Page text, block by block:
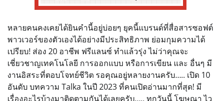
หลายคนคงเคยได้ยินคำนี้อยู่บ่อยๆ ยุคนี้แบรนด์ที่สื่อสารซอฟต์
พาวเวอร์ของตัวเองได้อย่างมีประสิทธิภาพ ย่อมกุมความได้
เปรียบ! ส่อง 20 อาชีพ ฟรีแลนซ์ ทำแล้วรุ่ง ไม่ว่าคุณจะ
เชี่ยวชาญเทคโนโลยี การออกแบบ หรือการเขียน และ อื่นๆ มี
งานอิสระที่ตอบโจทย์ชีวิต รอคุณอยู่หลายงานครับ….. เปิด 10
อันดับ บทความ Talka ในปี 2023 ที่คนเปิดอ่านมากที่สุด! มี
เรื่องอะไรบ้างมาติดตามกันได้เลยครับ….. ทุกวันนี้ โฆษณา ไว